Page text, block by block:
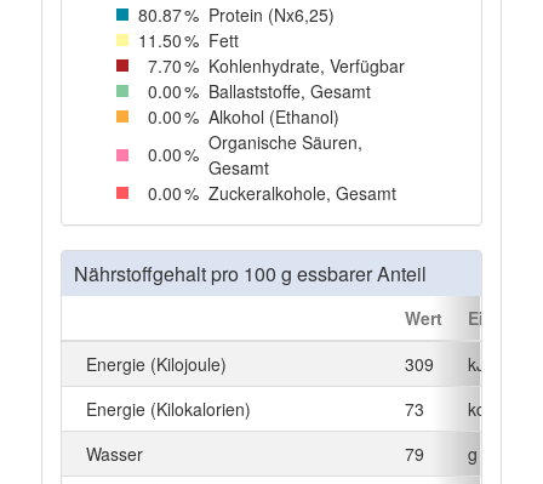
80.87% Protein (Nx6,25)
11 .50% Fett
7.70% Kohlenhydrate, Verfügbar
0.00% Ballaststoffe, Gesamt
0.00% Alkohol (Ethanol)
0.00% Organische Säuren,
Gesamt
0.00% Zuckeralkohole, Gesamt
Nährstoffgehalt pro 100 g essbarer Anteil
Wert
Einheit
Energie (Kilojoule)
309
kJ
Energie (Kilokalorien)
73
kcal
Wasser
79
g